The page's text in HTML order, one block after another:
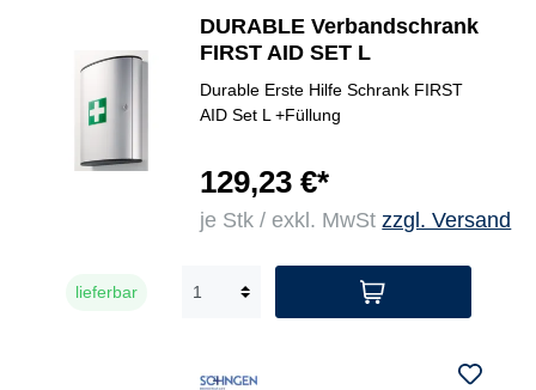
DURABLE Verbandschrank
FIRST AID SET L
Durable Erste Hilfe Schrank FIRST
AID Set L +Füllung
129,23 €*
je Stk / exkl. MwStzzgl. Versand
lieferbar